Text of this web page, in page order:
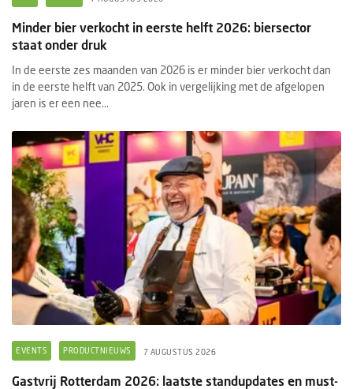
Minder bier verkocht in eerste helft 2026: biersector
staat onder druk
In de eerste zes maanden van 2026 is er minder bier verkocht dan
in de eerste helft van 2025. Ook in vergelijking met de afgelopen
jaren is er een nee...
EVENTS PRODUCTNIEUWS 7 AUGUSTUS 2026
Gastvrij Rotterdam 2026: laatste standupdates en must-